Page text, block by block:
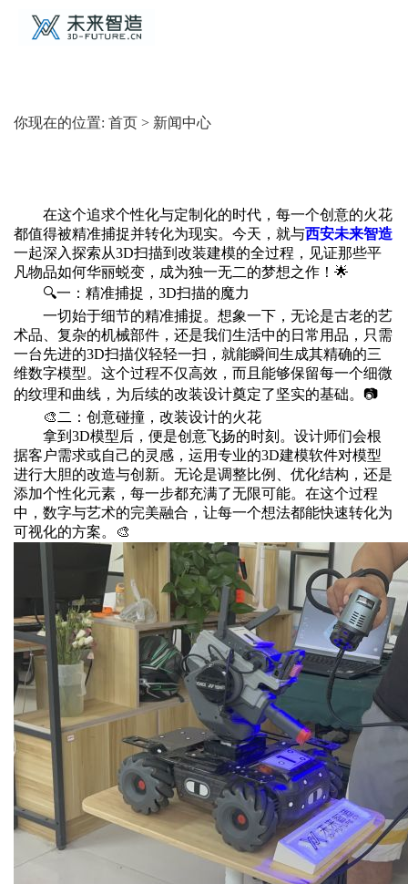
你现在的位置: 首页 > 新闻中心
在这个追求个性化与定制化的时代，每一个创意的火花
都值得被精准捕捉并转化为现实。今天，就与西安未来智造
一起深入探索从3D扫描到改装建模的全过程，见证那些平
凡物品如何华丽蜕变，成为独一无二的梦想之作！🌟
🔍一：精准捕捉，3D扫描的魔力
一切始于细节的精准捕捉。想象一下，无论是古老的艺
术品、复杂的机械部件，还是我们生活中的日常用品，只需
一台先进的3D扫描仪轻轻一扫，就能瞬间生成其精确的三
维数字模型。这个过程不仅高效，而且能够保留每一个细微
的纹理和曲线，为后续的改装设计奠定了坚实的基础。📷
🎨二：创意碰撞，改装设计的火花
拿到3D模型后，便是创意飞扬的时刻。设计师们会根
据客户需求或自己的灵感，运用专业的3D建模软件对模型
进行大胆的改造与创新。无论是调整比例、优化结构，还是
添加个性化元素，每一步都充满了无限可能。在这个过程
中，数字与艺术的完美融合，让每一个想法都能快速转化为
可视化的方案。🎨